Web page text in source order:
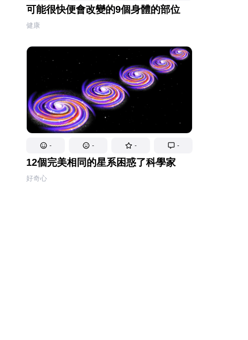
可能很快便會改變的9個身體的部位
健康
- - - -
12個完美相同的星系困惑了科學家
好奇心